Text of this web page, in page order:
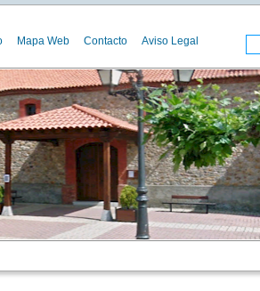
Mapa Web Contacto Aviso Legal